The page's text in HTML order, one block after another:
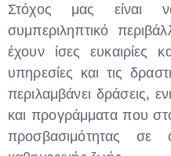
Στόχος μας είναι
συμπεριληπτικό
έχουν ίσες ευκαιρίες
υπηρεσίες και τις
περιλαμβάνει δράσεις,
και προγράμματα που
προσβασιμότητας σε